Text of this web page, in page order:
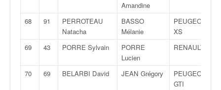
Amandine
68 91
PERROTEAU
Natacha
BASSO
Mélanie
PEUGEOT 206
XS
69
43 PORRE Sylvain
PORRE
Lucien
RENAULT Clio
70 69 BELARBI David JEAN Grégory
PEUGEOT 205
GTI